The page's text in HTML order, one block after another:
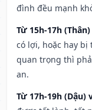
đình đều mạnh
Từ 15h-17h
có lợi, hoặc hay bị
quan trọng thì
an.
Từ 17h-19h (Dậu)